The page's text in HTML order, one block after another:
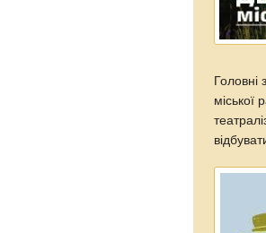
Головні
міської